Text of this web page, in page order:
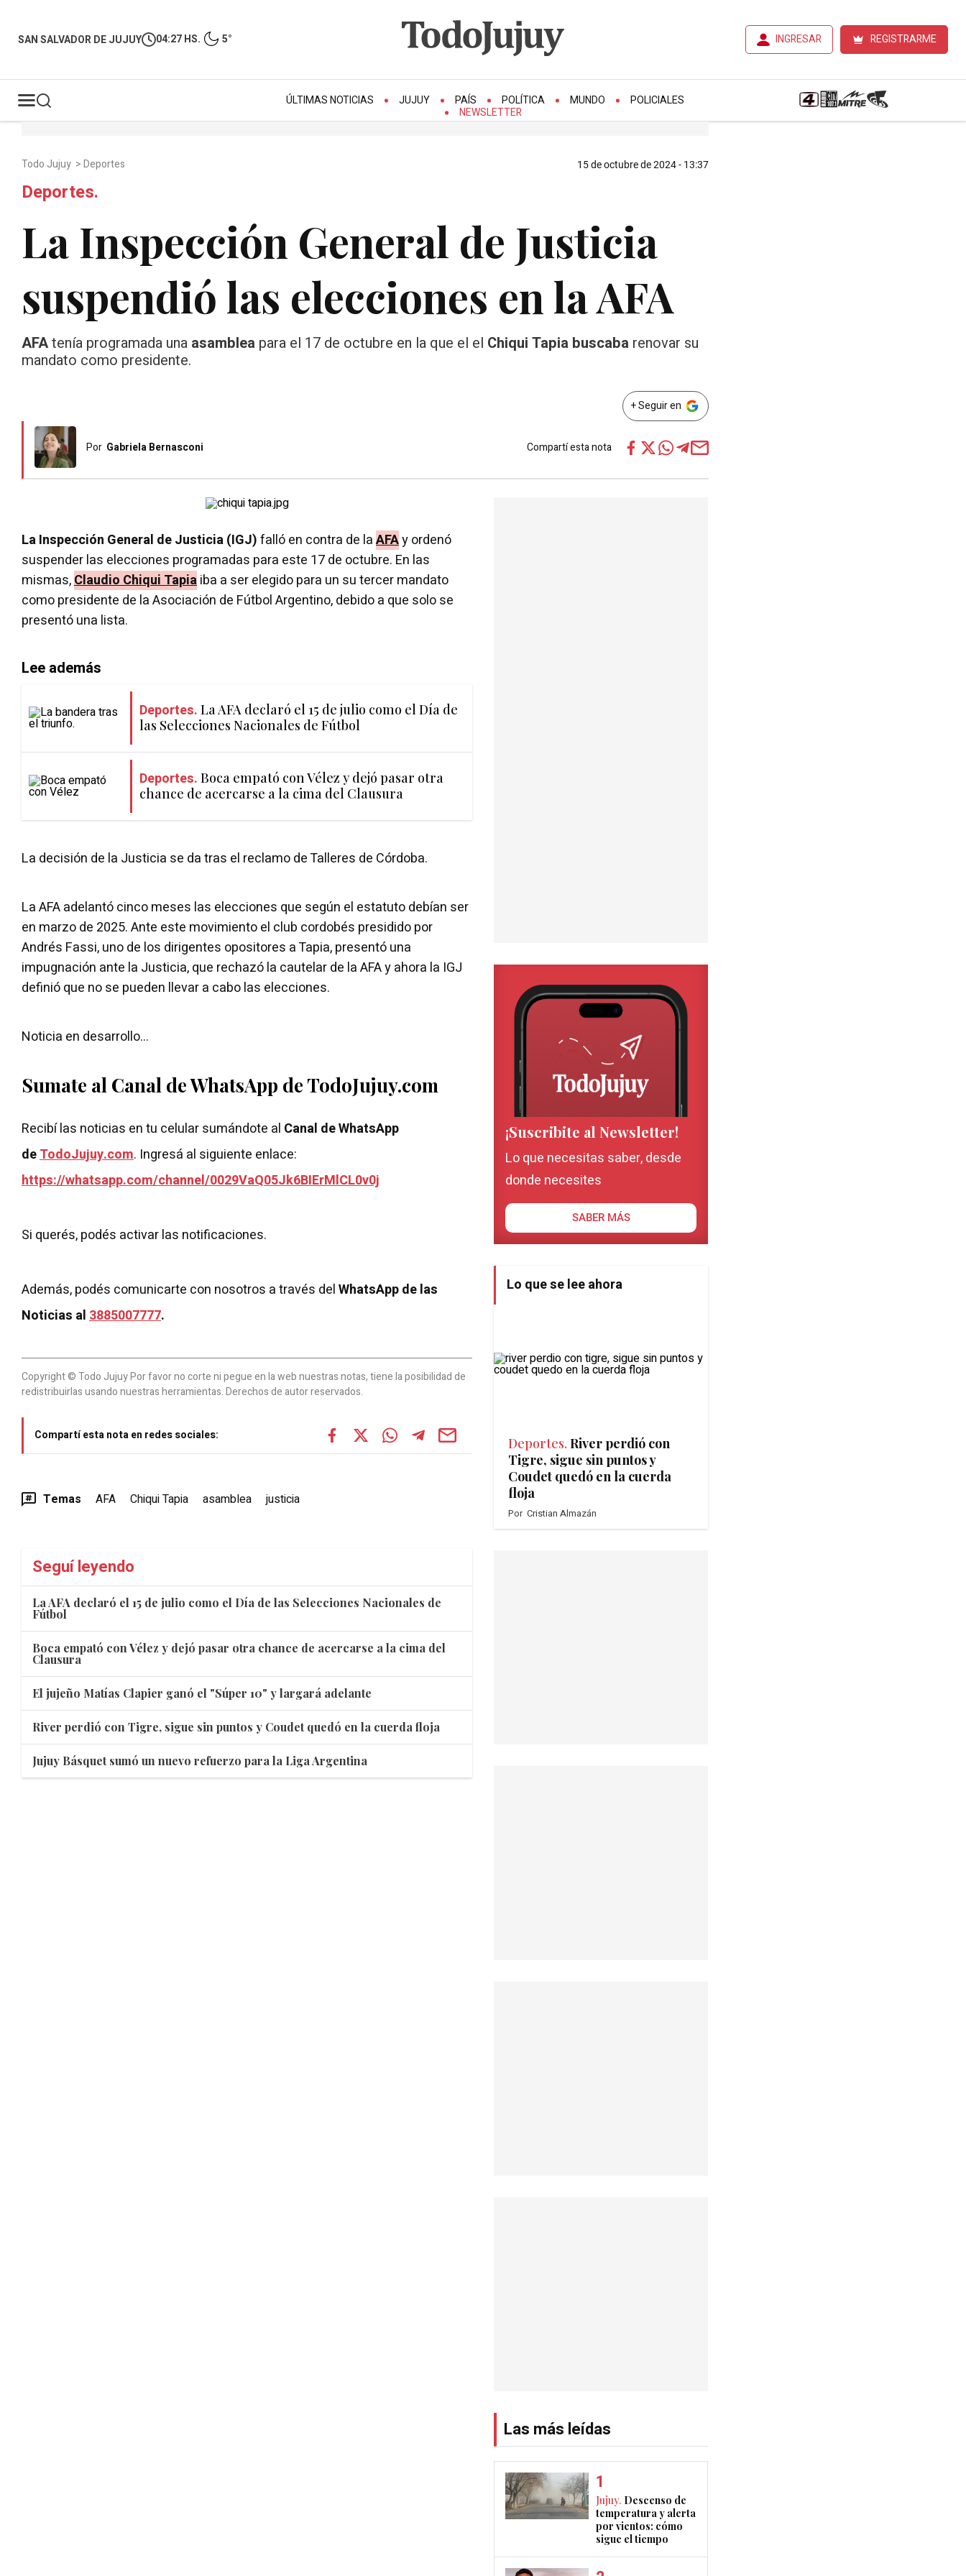
SAN SALVADOR DE JUJUY 04:27 HS. 5° INGRESAR REGISTRARME
ÚLTIMAS NOTICIAS JUJUY PAÍS POLÍTICA MUNDO
POLICIALES
NEWSLETTER
Todo Jujuy >Deportes 15 de octubre de 2024 - 13:37
Deportes.
La Inspección General de Justicia
suspendió las elecciones en la AFA
AFAtenía programada una asamblea para el 17 de octubre en la que el el Chiqui Tapia buscaba renovar su
mandato como presidente.
+ Seguir en
Por Gabriela Bernasconi Compartí esta nota
La Inspección General de Justicia (IGJ)falló en contra de laAFAy ordenó
suspender las elecciones programadas para este 17 de octubre. En las
mismas,Claudio Chiqui Tapiaiba a ser elegido para un su tercer mandato
como presidente de la Asociación de Fútbol Argentino, debido a que solo se
presentó una lista.
Lee además
Deportes. La AFA declaró el 15 de julio como el Día de
las Selecciones Nacionales de Fútbol
Deportes. Boca empató con Vélez y dejó pasar otra
chance de acercarse a la cima del Clausura
La decisión de la Justicia se da tras el reclamo de Talleres de Córdoba.
La AFA adelantó cinco meses las elecciones que según el estatuto debían ser
en marzo de 2025. Ante este movimiento el club cordobés presidido por
Andrés Fassi, uno de los dirigentes opositores a Tapia, presentó una
impugnación ante la Justicia, que rechazó la cautelar de la AFA y ahora la IGJ
definió que no se pueden llevar a cabo las elecciones.
Noticia en desarrollo...
Sumate al Canal de WhatsApp de TodoJujuy.com
Recibí las noticias en tu celular sumándote al Canal de WhatsApp
deTodoJujuy.com. Ingresá al siguiente enlace:
https://whatsapp.com/channel/0029VaQ05Jk6BIErMlCL0v0j
Si querés, podés activar las notificaciones.
Además, podés comunicarte con nosotros a través delWhatsApp de las
Noticias al3885007777.
Copyright © Todo Jujuy Por favor no corte ni pegue en la web nuestras notas, tiene la posibilidad de
redistribuirlas usando nuestras herramientas. Derechos de autor reservados.
Compartí esta nota en redes sociales:
Temas AFA Chiqui Tapia asamblea justicia
Seguí leyendo
La AFA declaró el 15 de julio como el Día de las Selecciones Nacionales de
Fútbol
Boca empató con Vélez y dejó pasar otra chance de acercarse a la cima del
Clausura
El jujeño Matías Clapier ganó el "Súper 10" y largará adelante
River perdió con Tigre, sigue sin puntos y Coudet quedó en la cuerda floja
Jujuy Básquet sumó un nuevo refuerzo para la Liga Argentina
¡Suscribite al Newsletter!
Lo que necesitas saber, desde
donde necesites
SABER MÁS
Lo que se lee ahora
Deportes. River perdió con
Tigre, sigue sin puntos y
Coudet quedó en la cuerda
floja
Por Cristian Almazán
Las más leídas
Jujuy. Descenso de
temperatura y alerta
por vientos: cómo
sigue el tiempo